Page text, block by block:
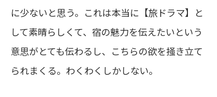
に少ないと思う。これは本当に【旅ドラマ】と
して素晴らしくて、宿の魅力を伝えたいという
意思がとても伝わるし、こちらの欲を掻き立て
られまくる。わくわくしかしない。